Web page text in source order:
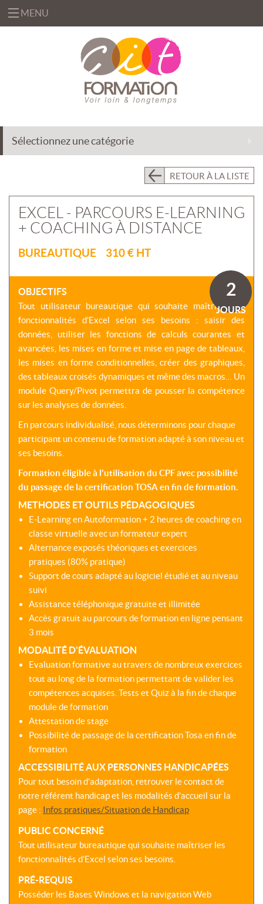
MENU
INFORMATIQUE
MANAGEMENT
&
FORMATION
DÉLÉGATION
FORMATEURS
ASSISTANCE
DÉVELOPPEMENT
CPF
ENTREPRISES
CENTRE
PRÉSENTIEL
INTRA
PRÉSENTIEL
COACHING
SÉMINAIRES
LEARNING
BLENDED
MULTI-
MODALES
MALLETTE
DU
DIRIGEANT
QUI
NOUS
PRÉSENTATION
NOTRE
DÉMARCHE
NOS
ÉQUIPES
ACTIONS
COLLECTIVES
NOTRE
CENTRE
RÉSEAU
NATIONAL
Sélectionnez une catégorie
RETOUR À LA LISTE
EXCEL - PARCOURS E-LEARNING
+ COACHING À DISTANCE
BUREAUTIQUE 310 € HT
OBJECTIFS
Tout utilisateur bureautique qui souhaite maîtriser les
fonctionnalités d’Excel selon ses besoins : saisir des
données, utiliser les fonctions de calculs courantes et
avancées, les mises en forme et mise en page de tableaux,
les mises en forme conditionnelles, créer des graphiques,
des tableaux croisés dynamiques et même des macros… Un
module Query/Pivot permettra de pousser la compétence
sur les analyses de données.
En parcours individualisé, nous déterminons pour chaque
participant un contenu de formation adapté à son niveau et
ses besoins.
Formation éligible à l'utilisation du CPF avec possibilité
du passage de la certification TOSA en fin de formation.
METHODES ET OUTILS PÉDAGOGIQUES
E-Learning en Autoformation + 2 heures de coaching en
classe virtuelle avec un formateur expert
Alternance exposés théoriques et exercices
pratiques (80% pratique)
Support de cours adapté au logiciel étudié et au niveau
suivi
Assistance téléphonique gratuite et illimitée
Accès gratuit au parcours de formation en ligne pensant
3 mois
MODALITÉ D'ÉVALUATION
Evaluation formative au travers de nombreux exercices
tout au long de la formation permettant de valider les
compétences acquises. Tests et Quiz à la fin de chaque
module de formation
Attestation de stage
Possibilité de passage de la certification Tosa en fin de
formation
ACCESSIBILITÉ AUX PERSONNES HANDICAPÉES
Pour tout besoin d’adaptation, retrouver le contact de
notre référent handicap et les modalités d’accueil sur la
page : Infos pratiques/Situation de Handicap
PUBLIC CONCERNÉ
Tout utilisateur bureautique qui souhaite maîtriser les
fonctionnalités d’Excel selon ses besoins.
PRÉ-REQUIS
Posséder les Bases Windows et la navigation Web
2
JOURS